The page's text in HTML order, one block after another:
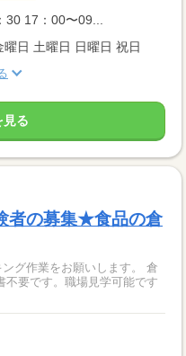
17：00〜09...
日 土曜日 日曜日 祝日
見る
者の募集★食品の倉
グ作業をお願いします。 倉
不要です。職場見学可能です